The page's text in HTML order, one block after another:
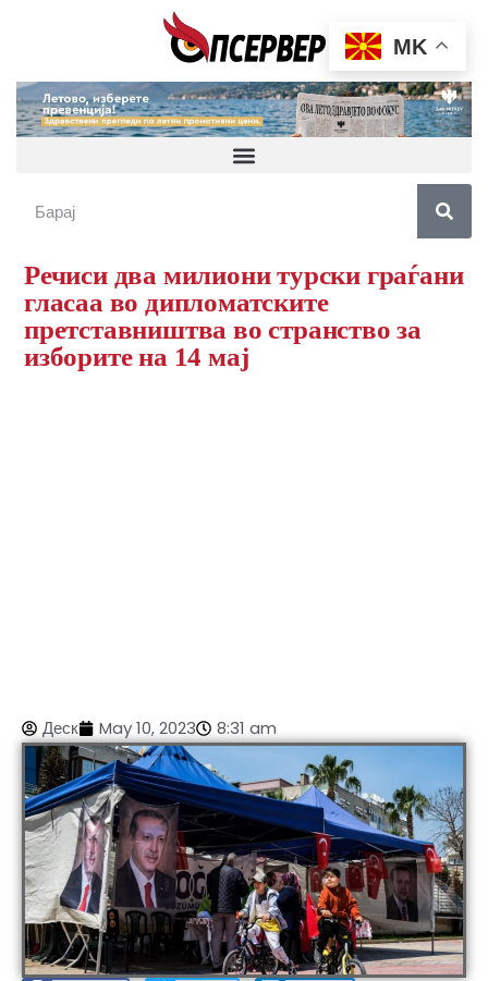
Речиси два милиони турски граѓани
гласаа во дипломатските
претставништва во странство за
изборите на 14 мај
Деск May 10, 2023 8:31 am
MK